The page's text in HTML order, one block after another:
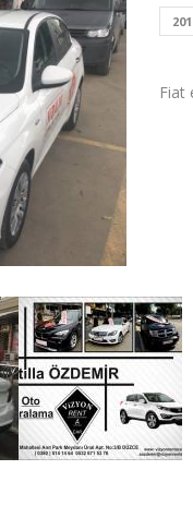
Fiat